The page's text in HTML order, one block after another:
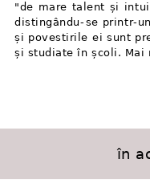
"de mare talent și
distingându⁠-⁠se printr⁠-⁠
și povestirile ei sunt
și studiate în școli.
în